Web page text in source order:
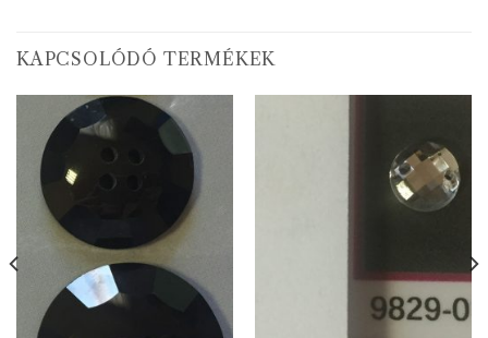
KAPCSOLÓDÓ TERMÉKEK